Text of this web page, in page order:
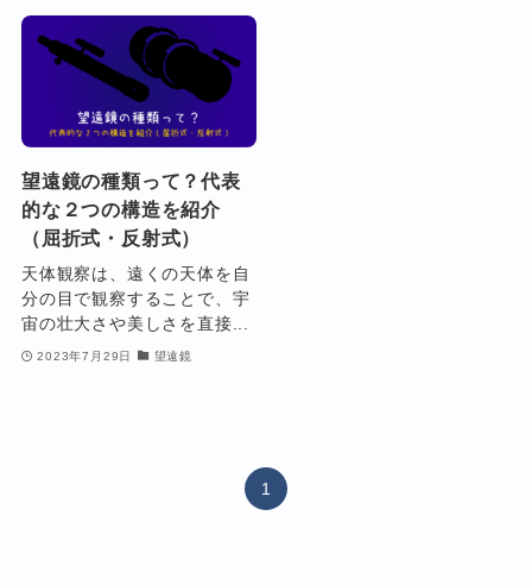
望遠鏡の種類って？代表
的な２つの構造を紹介
（屈折式・反射式）
天体観察は、遠くの天体を自
分の目で観察することで、宇
宙の壮大さや美しさを直接...
2023年7月29日 望遠鏡
1